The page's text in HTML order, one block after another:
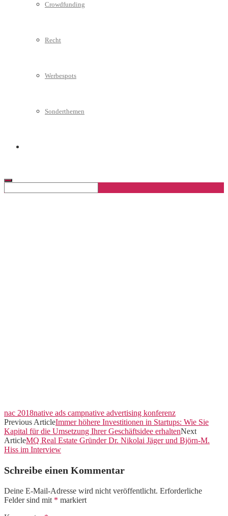
Crowdfunding
Recht
Werbespots
Sonderthemen
nac 2018native ads campnative advertising konferenz
Previous ArticleImmer höhere Investitionen in Startups: Wie Sie
Kapital für die Umsetzung Ihrer Geschäftsidee erhaltenNext
ArticleMQ Real Estate Gründer Dr. Nikolai Jäger und Björn-M.
Hiss im Interview
Schreibe einen Kommentar
Deine E-Mail-Adresse wird nicht veröffentlicht. Erforderliche
Felder sind mit * markiert